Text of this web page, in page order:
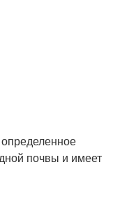
почвы и имеет